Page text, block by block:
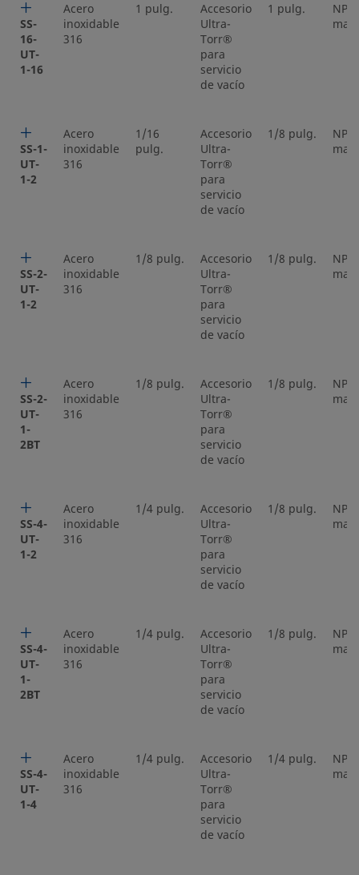
SS-
16-
UT-
1-16
Acero
inoxidable
316
1 pulg.
Accesorio
Ultra-
Torr®
para
servicio
de vacío
1 pulg.
NPT
SS-1-
UT-
1-2
Acero
inoxidable
316
1/16
pulg.
Accesorio
Ultra-
Torr®
para
servicio
de vacío
1/8 pulg.
NPT
SS-2-
UT-
1-2
Acero
inoxidable
316
1/8 pulg.
Accesorio
Ultra-
Torr®
para
servicio
de vacío
1/8 pulg.
NPT
SS-2-
UT-
1-
2BT
Acero
inoxidable
316
1/8 pulg.
Accesorio
Ultra-
Torr®
para
servicio
de vacío
1/8 pulg.
NPT
SS-4-
UT-
1-2
Acero
inoxidable
316
1/4 pulg.
Accesorio
Ultra-
Torr®
para
servicio
de vacío
1/8 pulg.
NPT
SS-4-
UT-
1-
2BT
Acero
inoxidable
316
1/4 pulg.
Accesorio
Ultra-
Torr®
para
servicio
de vacío
1/8 pulg.
NPT
SS-4-
UT-
1-4
Acero
inoxidable
316
1/4 pulg.
Accesorio
Ultra-
Torr®
para
servicio
de vacío
1/4 pulg.
NPT